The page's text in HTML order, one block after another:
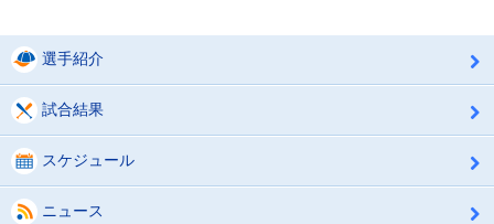
選手紹介
試合結果
スケジュール
ニュース